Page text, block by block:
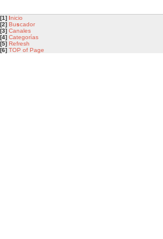
[1] Inicio
[2] Buscador
[3] Canales
[4] Categorías
[5] Refresh
[6] TOP of Page